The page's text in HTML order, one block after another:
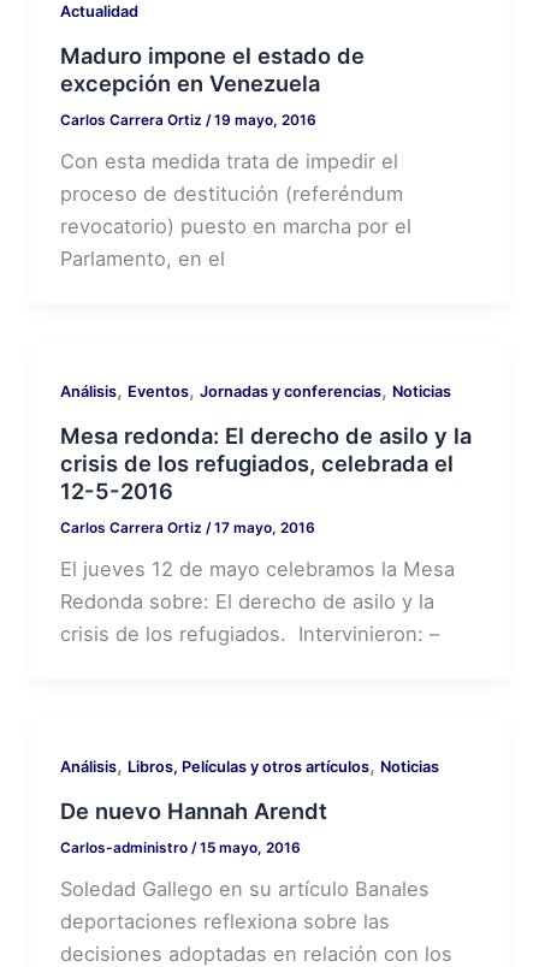
Actualidad
Maduro impone el estado de
excepción en Venezuela
Carlos Carrera Ortiz /19 mayo, 2016
Con esta medida trata de impedir el
proceso de destitución (referéndum
revocatorio) puesto en marcha por el
Parlamento, en el
Análisis, Eventos, Jornadas y conferencias, Noticias
Mesa redonda: El derecho de asilo y la
crisis de los refugiados, celebrada el
12-5-2016
Carlos Carrera Ortiz /17 mayo, 2016
El jueves 12 de mayo celebramos la Mesa
Redonda sobre: El derecho de asilo y la
crisis de los refugiados. Intervinieron: –
Análisis, Libros, Películas y otros artículos, Noticias
De nuevo Hannah Arendt
Carlos-administro /15 mayo, 2016
Soledad Gallego en su artículo Banales
deportaciones reflexiona sobre las
decisiones adoptadas en relación con los